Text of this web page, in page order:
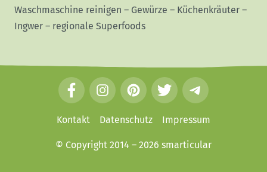
Waschmaschine reinigen – Gewürze – Küchenkräuter –
Ingwer – regionale Superfoods
a
c
b
n
a
P
i
n
e
T
w
t
T
e
l
g
Kontakt Datenschutz Impressum
© Copyright 2014 – 2026 smarticular